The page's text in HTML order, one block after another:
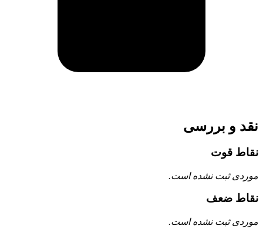
نقد و بررسی
نقاط قوت
موردی ثبت نشده است.
نقاط ضعف
موردی ثبت نشده است.